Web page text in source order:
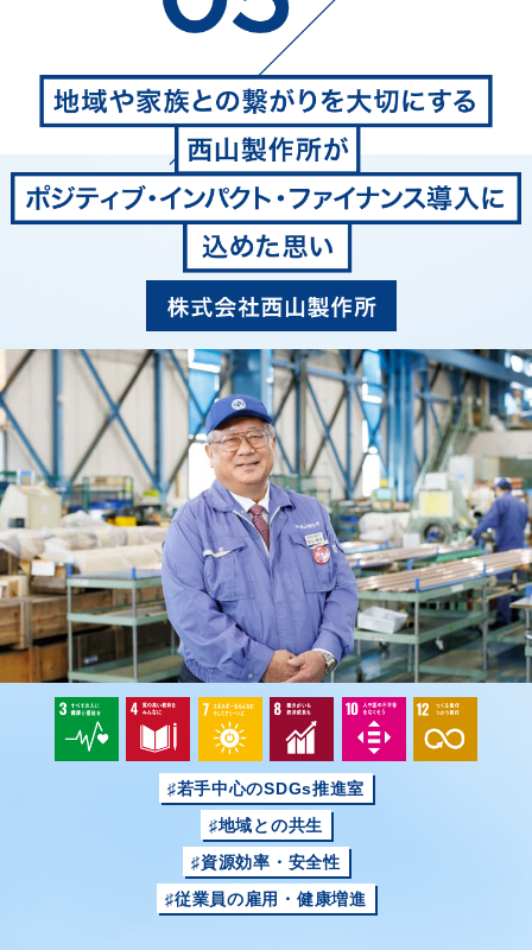
♯若手中心のSDGs推進室
♯地域との共生
♯資源効率・安全性
♯従業員の雇用・健康増進